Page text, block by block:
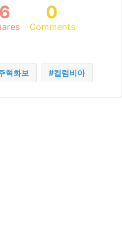
6 0
Comments
혁화보 컬럼비아